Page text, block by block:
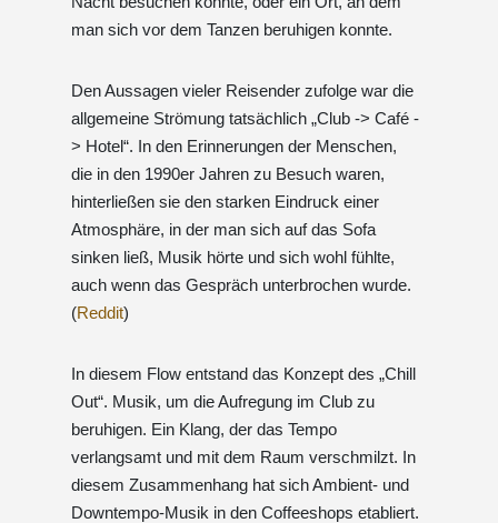
man sich vor dem Tanzen beruhigen konnte.
Den Aussagen vieler Reisender zufolge war die
allgemeine Strömung tatsächlich „Club -> Café -
> Hotel“. In den Erinnerungen der Menschen,
die in den 1990er Jahren zu Besuch waren,
hinterließen sie den starken Eindruck einer
Atmosphäre, in der man sich auf das Sofa
sinken ließ, Musik hörte und sich wohl fühlte,
auch wenn das Gespräch unterbrochen wurde.
(Reddit)
In diesem Flow entstand das Konzept des „Chill
Out“. Musik, um die Aufregung im Club zu
beruhigen. Ein Klang, der das Tempo
verlangsamt und mit dem Raum verschmilzt. In
diesem Zusammenhang hat sich Ambient- und
Downtempo-Musik in den Coffeeshops etabliert.